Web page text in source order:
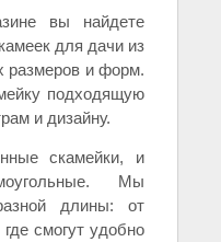
вы найдете
для дачи из
размеров и форм.
подходящую
и дизайну.
скамейки, и
Мы
длины: от
смогут удобно